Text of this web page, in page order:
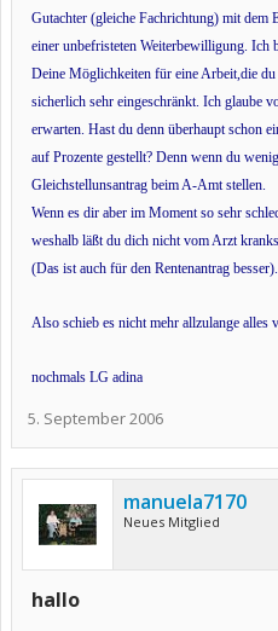
Gutachter (gleiche Fachrichtung) mit dem
einer unbefristeten Weiterbewilligung. Ich
Deine Möglichkeiten für eine Arbeit,die
sicherlich sehr eingeschränkt. Ich glaube
erwarten. Hast du denn überhaupt schon
auf Prozente gestellt? Denn wenn du
Gleichstellunsantrag beim A-Amt stellen.
Wenn es dir aber im Moment so sehr
weshalb läßt du dich nicht vom Arzt
(Das ist auch für den Rentenantrag besser).
Also schieb es nicht mehr allzulange
nochmals LG adina
5. September 2006
manuela7170
Neues Mitglied
hallo